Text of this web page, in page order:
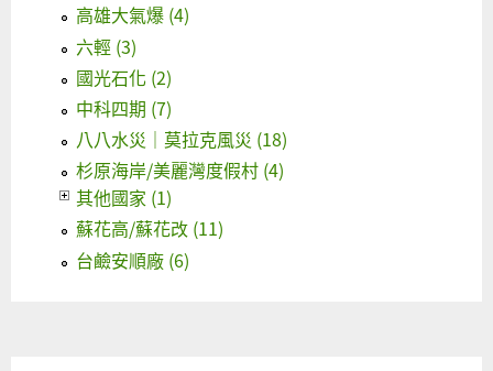
高雄大氣爆 (4)
六輕 (3)
國光石化 (2)
中科四期 (7)
八八水災｜莫拉克風災 (18)
杉原海岸/美麗灣度假村 (4)
其他國家 (1)
蘇花高/蘇花改 (11)
台鹼安順廠 (6)